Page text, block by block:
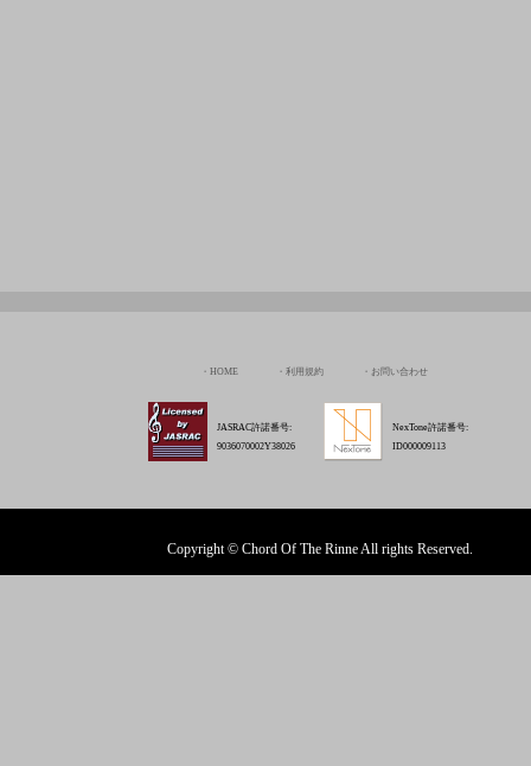
HOME 利用規約 お問い合わせ
JASRAC許諾番号:
9036070002Y38026
NexTone許諾番号:
ID000009113
Copyright © Chord Of The Rinne All rights Reserved.